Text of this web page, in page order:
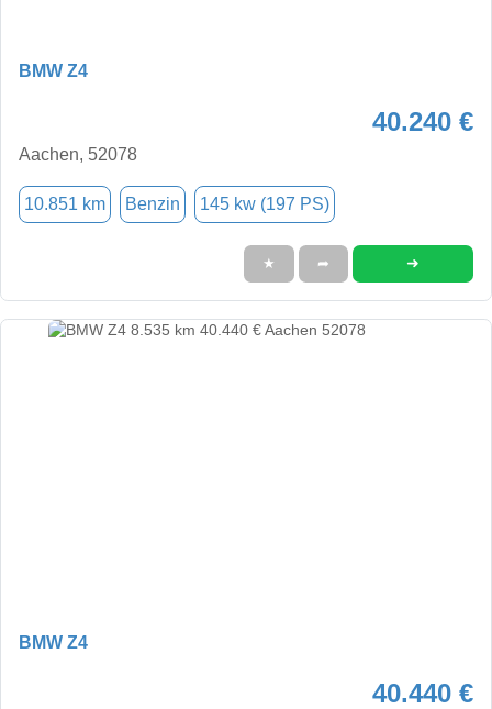
BMW Z4
40.240 €
Aachen, 52078
10.851 km Benzin 145 kw (197 PS)
★ ➦ ➜
BMW Z4
40.440 €